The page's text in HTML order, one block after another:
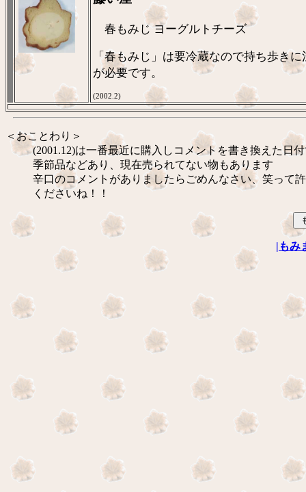
春もみじ ヨーグルトチーズ
「春もみじ」は要冷蔵なので持ち歩きに
が必要です。
(2002.2)
＜おことわり＞
(2001.12)は一番最近に購入しコメントを書き換えた日
季節品などあり、現在売られてない物もあります
辛口のコメントがありましたらごめんなさい、笑って
くださいね！！
|もみ